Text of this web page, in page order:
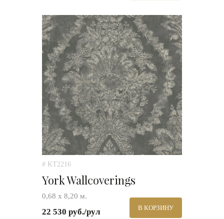
# KT2216
York Wallcoverings
0,68 х 8,20 м.
22 530 руб./рул В КОРЗИНУ